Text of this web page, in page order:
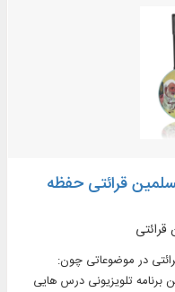
قرائتی حفظه
در موضوعاتی چون:
تلويزيونى درس‌ هايى